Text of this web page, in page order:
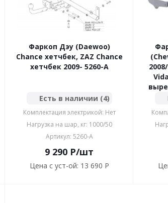
Фаркоп Дэу (Daewoo)
Chance хетчбек, ZAZ Chance
хетчбек 2009- 5260-A
Есть в наличии (4)
Комплектация электрикой: Нет
Нагрузка на шар, кг: 1000/50
Артикул: 5260-A
9 290 P/шт
Цена с уст-ой: 13 690 P